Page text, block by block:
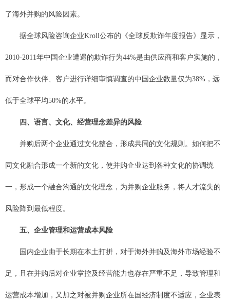
了海外并购的风险因素。
据全球风险咨询企业Kroll公布的《全球反欺诈年度报告》显示，
2010-2011年中国企业遭遇的欺诈行为44%是由供应商和客户实施的，
而对合作伙伴、客户进行详细审慎调查的中国企业数量仅为38%，远
低于全球平均50%的水平。
四、语言、文化、经营理念差异的风险
并购后两个企业通过文化整合，形成共同的文化规则。如何把不
同文化融合形成一个新的文化，使并购企业达到各种文化的协调统
一，形成一个融合沟通的文化理念，为并购企业服务，将人才流失的
风险降到最低程度。
五、企业管理和运营成本风险
国内企业由于长期在本土打拼，对于海外并购及海外市场经验不
足，且在并购后对企业掌控及经营能力也存在严重不足，导致管理和
运营成本增加，又加之对被并购企业所在国经济制度不适应，企业表